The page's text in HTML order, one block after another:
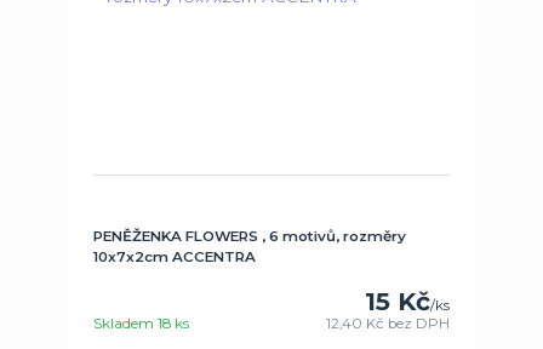
PENĚŽENKA FLOWERS , 6 motivů, rozměry
10x7x2cm ACCENTRA
15 Kč/ks
12,40 Kč bez DPH
Skladem 18 ks